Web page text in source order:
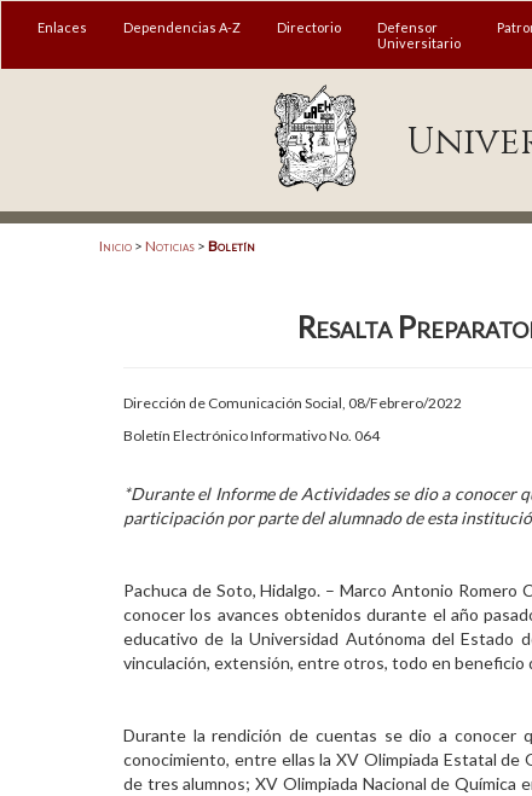
MENÚ
Acreditación Internacional
Enlaces Dependencias A-Z Directorio
Defensor
Universitario
Inicio > Noticias > Boletín
Resalta
Dirección de Comunicación Social, 08/Febrero/2022
Boletín Electrónico Informativo No. 064
*Durante el Informe de Actividades se dio a conocer
participación por parte del alumnado de esta
Pachuca de Soto, Hidalgo. – Marco Antonio Romero
conocer los avances obtenidos durante el año
educativo de la Universidad Autónoma del Estado
vinculación, extensión, entre otros, todo en beneficio
Durante la rendición de cuentas se dio a conocer
conocimiento, entre ellas la XV Olimpiada Estatal
de tres alumnos; XV Olimpiada Nacional de Química